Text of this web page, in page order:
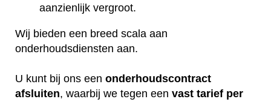
aanzienlijk vergroot.
Wij bieden een breed scala aan
onderhoudsdiensten aan.
U kunt bij ons een onderhoudscontract
afsluiten, waarbij we tegen een vast tarief per